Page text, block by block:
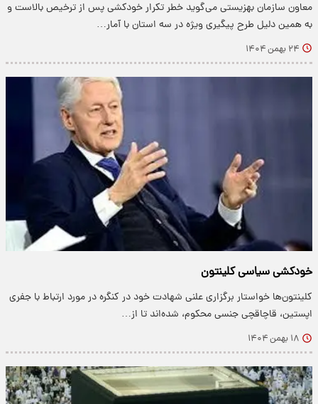
معاون سازمان بهزیستی می‌گوید خطر تکرار خودکشی پس از ترخیص بالاست و
به همین دلیل طرح پیگیری ویژه در سه استان با آمار…
۲۴ بهمن ۱۴۰۴
خودکشی سیاسی کلینتون
کلینتون‌ها خواستار برگزاری علنی شهادت خود در کنگره در مورد ارتباط با جفری
اپستین، قاچاقچی جنسی محکوم، شده‌اند تا از…
۱۸ بهمن ۱۴۰۴